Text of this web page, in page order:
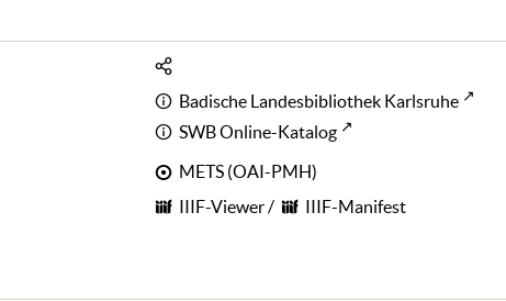
Badische Landesbibliothek Karlsruhe
SWB Online-Katalog
METS (OAI-PMH)
IIIF-Viewer/ IIIF-Manifest